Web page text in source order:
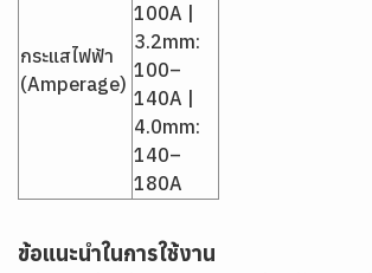
กระแสไฟฟ้า
(Amperage)
100A |
3.2mm:
100–
140A |
4.0mm:
140–
180A
ข้อแนะนำในการใช้งาน